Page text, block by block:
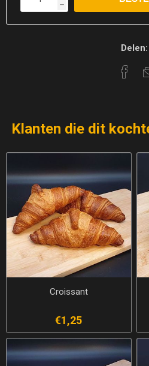
h
Delen:
Klanten die dit
Croissant
€1,25